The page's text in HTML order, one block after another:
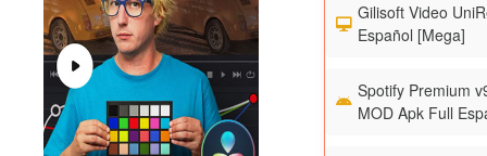
Gilisoft Video
Español [Mega]
Spotify Premium
MOD Apk Full